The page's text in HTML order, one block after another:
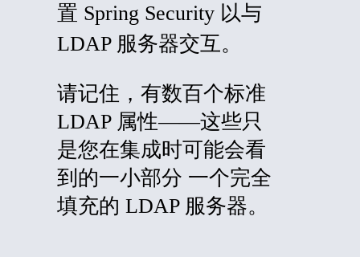
置 Spring Security 以与
LDAP 服务器交互。
请记住，有数百个标准
LDAP 属性——这些只
是您在集成时可能会看
到的一小部分 一个完全
填充的 LDAP 服务器。